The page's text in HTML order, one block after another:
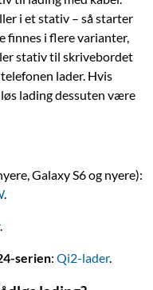
i et stativ – så starter
finnes i flere varianter,
stativ til skrivebordet
lader. Hvis
lading dessuten være
Galaxy S6 og nyere):
.
.
serien: Qi2-lader.